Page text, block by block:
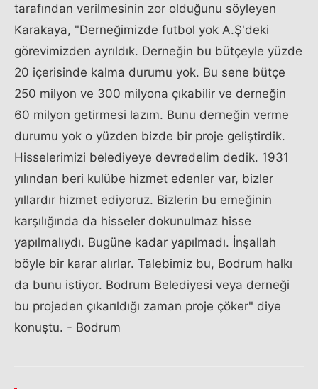
tarafından verilmesinin zor olduğunu söyleyen
Karakaya, "Derneğimizde futbol yok A.Ş'deki
görevimizden ayrıldık. Derneğin bu bütçeyle yüzde
20 içerisinde kalma durumu yok. Bu sene bütçe
250 milyon ve 300 milyona çıkabilir ve derneğin
60 milyon getirmesi lazım. Bunu derneğin verme
durumu yok o yüzden bizde bir proje geliştirdik.
Hisselerimizi belediyeye devredelim dedik. 1931
yılından beri kulübe hizmet edenler var, bizler
yıllardır hizmet ediyoruz. Bizlerin bu emeğinin
karşılığında da hisseler dokunulmaz hisse
yapılmalıydı. Bugüne kadar yapılmadı. İnşallah
böyle bir karar alırlar. Talebimiz bu, Bodrum halkı
da bunu istiyor. Bodrum Belediyesi veya derneği
bu projeden çıkarıldığı zaman proje çöker" diye
konuştu. - Bodrum